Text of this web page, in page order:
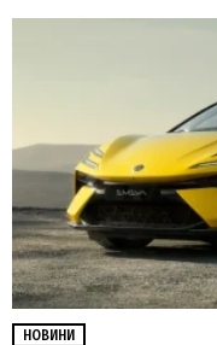
НОВИНИ